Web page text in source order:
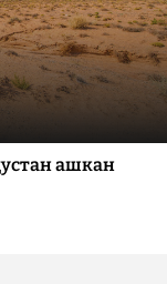
ашкан